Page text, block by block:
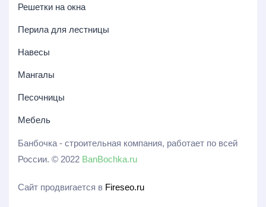
Решетки на окна
Перила для лестницы
Навесы
Мангалы
Песочницы
Мебель
Банбочка - строительная компания, работает по всей
России. © 2022 BanBochka.ru
Сайт продвигается в Fireseo.ru